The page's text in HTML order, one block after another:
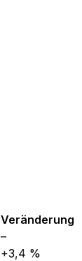
Veränderung
–
+3,4 %